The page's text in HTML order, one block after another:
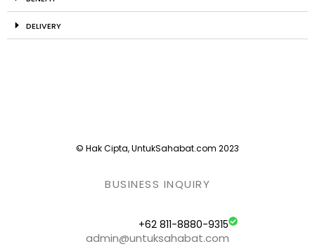
DELIVERY
© Hak Cipta, UntukSahabat.com 2023
BUSINESS INQUIRY
+62 811-8880-9315
admin@untuksahabat.com